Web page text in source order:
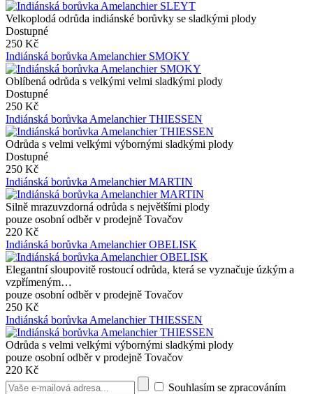
Velkoplodá odrůda indiánské borůvky se sladkými plody
Dostupné
250 Kč
Indiánská borůvka Amelanchier SMOKY
Oblíbená odrůda s velkými velmi sladkými plody
Dostupné
250 Kč
Indiánská borůvka Amelanchier THIESSEN
Odrůda s velmi velkými výbornými sladkými plody
Dostupné
250 Kč
Indiánská borůvka Amelanchier MARTIN
Silně mrazuvzdorná odrůda s největšími plody
pouze osobní odběr v prodejně Tovačov
220 Kč
Indiánská borůvka Amelanchier OBELISK
Elegantní sloupovitě rostoucí odrůda, která se vyznačuje úzkým a
vzpřímeným…
pouze osobní odběr v prodejně Tovačov
250 Kč
Indiánská borůvka Amelanchier THIESSEN
Odrůda s velmi velkými výbornými sladkými plody
pouze osobní odběr v prodejně Tovačov
220 Kč
Souhlasím se zpracováním